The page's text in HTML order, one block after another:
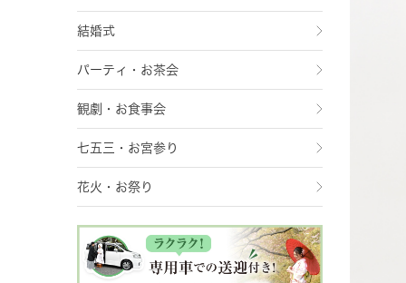
結婚式
パーティ・お茶会
観劇・お食事会
七五三・お宮参り
花火・お祭り